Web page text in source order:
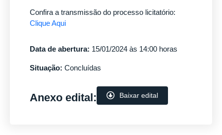
Confira a transmissão do processo licitatório:
Clique Aqui
Data de abertura: 15/01/2024 às 14:00 horas
Situação: Concluídas
Anexo edital: Baixar edital